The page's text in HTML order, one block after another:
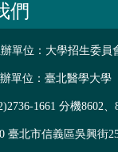
們
單位：大學招生委員
單位：臺北醫學大學
1661 分機8602、
臺北市信義區吳興街